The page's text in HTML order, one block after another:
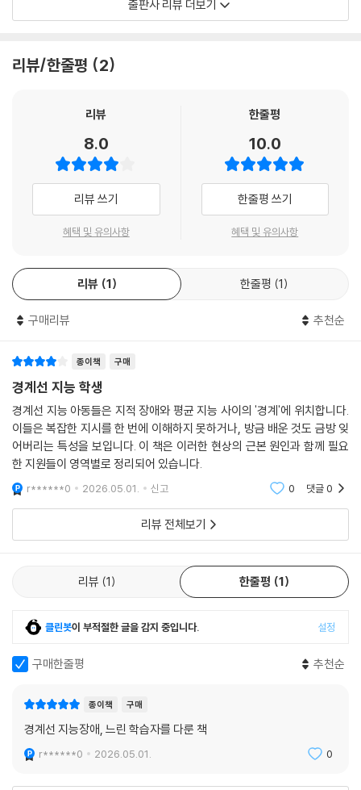
리속도·추론)에서 경계선 지능 학생들이 가장 빈번하게 겪는 기본적 어려
지적 취약성이 학업 수행으로 이어지는 과정을 설명하고, 수업 현장에서
영역에서는 또래관계, 의사소통, 정서 조절 등 학령기에서 특히 문제로 나
타나는 대인적·정서적 난점을 다루며, 일상생활 및 적응행동 영역에서는
일상기술·운동 능력·진로 역량 등을 포함해 학생의 장기적 독립성과 사회
적 적응력을 높일 수 있는 방법을 안내한다.
일한 구조로 구성되어, 개념 이해부터 지도법, 증거 기반 활동까지 한 흐름
으로 이어지도록 설계되었다. 특히 ‘프로그램 소개’에서는 국내외 연구를
바탕으로 선별한 중재 프로그램을 정리해 교사·부모·상담사가 현장에서
즉시 참고할 수 있도록 했다. 일부 영역에는 연구 문헌에 기반하여 구체적
본 도서는 서울대학교 SSK 교육사각지대 학습자 연구단(단장 김동일 교
수)의 집단 연구 과정과 ‘새라배움’ 교육 실천을 기반으로 기획되었으며,
경계선 지능과 학습 부진을 지속적으로 연구해 온 여러 현장 전문가들이
제안한 임상 경험·현장 관찰· 연구 문헌을 바탕으로 구성하였다. 증거기반
의 교육 실천을 확인하고 내용의 타당성과 적용 가능성을 동시에 검토하였
다. 『경계선 지능 아동·청소년을 위한 느린 학습자 증거 기반 훈련 프로그
램』은 경계선 지능 느린 학습자를 교육하고 지도하는 교사·상담사·부모에
게 교육적 접근을 정리해보는 실천 중심 도서다. 자신의 속도로 배우는 아
동·청소년을 충분히 이해하고 체계적으로 “천천히” 지원하고자 하는 교육
출판사 리뷰 더보기
리뷰/한줄평 2
리뷰
8.0
리뷰 쓰기
혜택 및 유의사항
한줄평
10.0
한줄평 쓰기
혜택 및 유의사항
리뷰 1 한줄평 1
구매리뷰 추천순
종이책 구매
경계선 지능 학생
경계선 지능 아동들은 지적 장애와 평균 지능 사이의 '경계'에 위치합니다.
이들은 복잡한 지시를 한 번에 이해하지 못하거나, 방금 배운 것도 금방 잊
어버리는 특성을 보입니다. 이 책은 이러한 현상의 근본 원인과 함께 필요
한 지원들이 영역별로 정리되어 있습니다.
r******0 2026.05.01. 신고 0 댓글0
리뷰 전체보기
리뷰 1 한줄평 1
클린봇이 부적절한 글을 감지 중입니다. 설정
구매한줄평 추천순
종이책 구매
경계선 지능장애, 느린 학습자를 다룬 책
r******0 2026.05.01. 0